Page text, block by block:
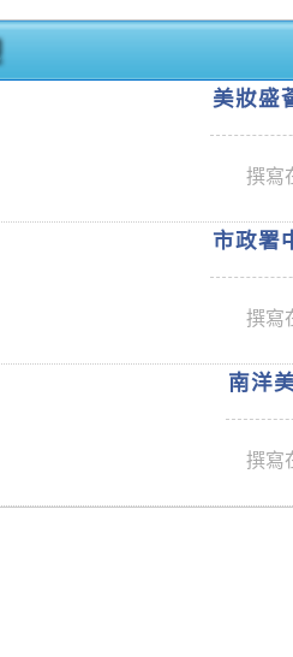
美妝盛
撰寫
市政署
撰寫
南洋
撰寫